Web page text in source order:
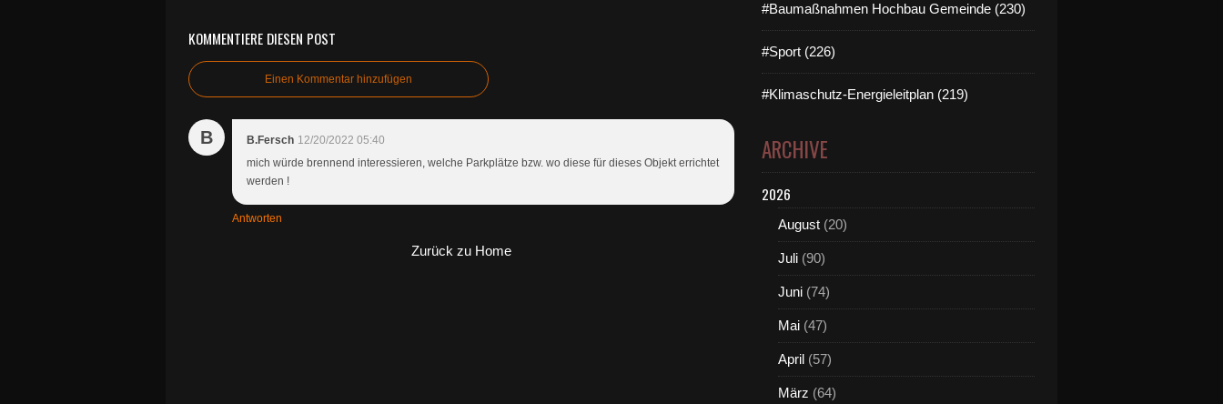
KOMMENTIERE DIESEN POST
Einen Kommentar hinzufügen
B B.Fersch 12/20/2022 05:40
mich würde brennend interessieren, welche Parkplätze bzw. wo diese für dieses Objekt errichtet
werden !
Antworten
Zurück zu Home
#Baumaßnahmen Hochbau Gemeinde (230)
#Sport (226)
#Klimaschutz-Energieleitplan (219)
ARCHIVE
2026
August (20)
Juli (90)
Juni (74)
Mai (47)
April (57)
März (64)